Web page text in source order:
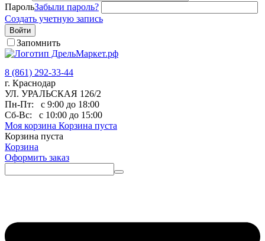
ПарольЗабыли пароль?
Создать учетную запись
Войти
Запомнить
8 (861) 292-33-44
г. Краснодар
УЛ. УРАЛЬСКАЯ 126/2
Пн-Пт:
с 9:00 до 18:00
Сб-Вс:
с 10:00 до 15:00
Моя корзина Корзина пуста
Корзина пуста
Корзина
Оформить заказ